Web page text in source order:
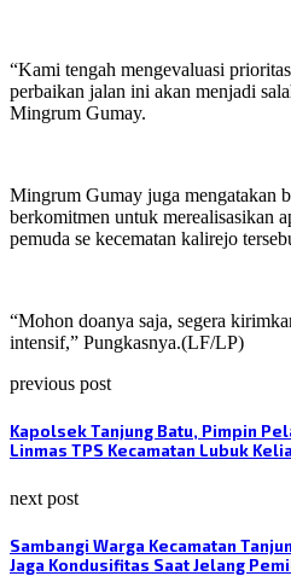
“Kami tengah mengevaluasi
perbaikan jalan ini akan menjadi
Mingrum Gumay.
Mingrum Gumay juga mengatakan
berkomitmen untuk merealisasikan
pemuda se kecematan kalirejo
“Mohon doanya saja, segera
intensif,” Pungkasnya.(LF/LP)
previous post
Kapolsek Tanjung Batu, Pimpin
Linmas TPS Kecamatan Lubuk
next post
Sambangi Warga Kecamatan
Jaga Kondusifitas Saat Jelang